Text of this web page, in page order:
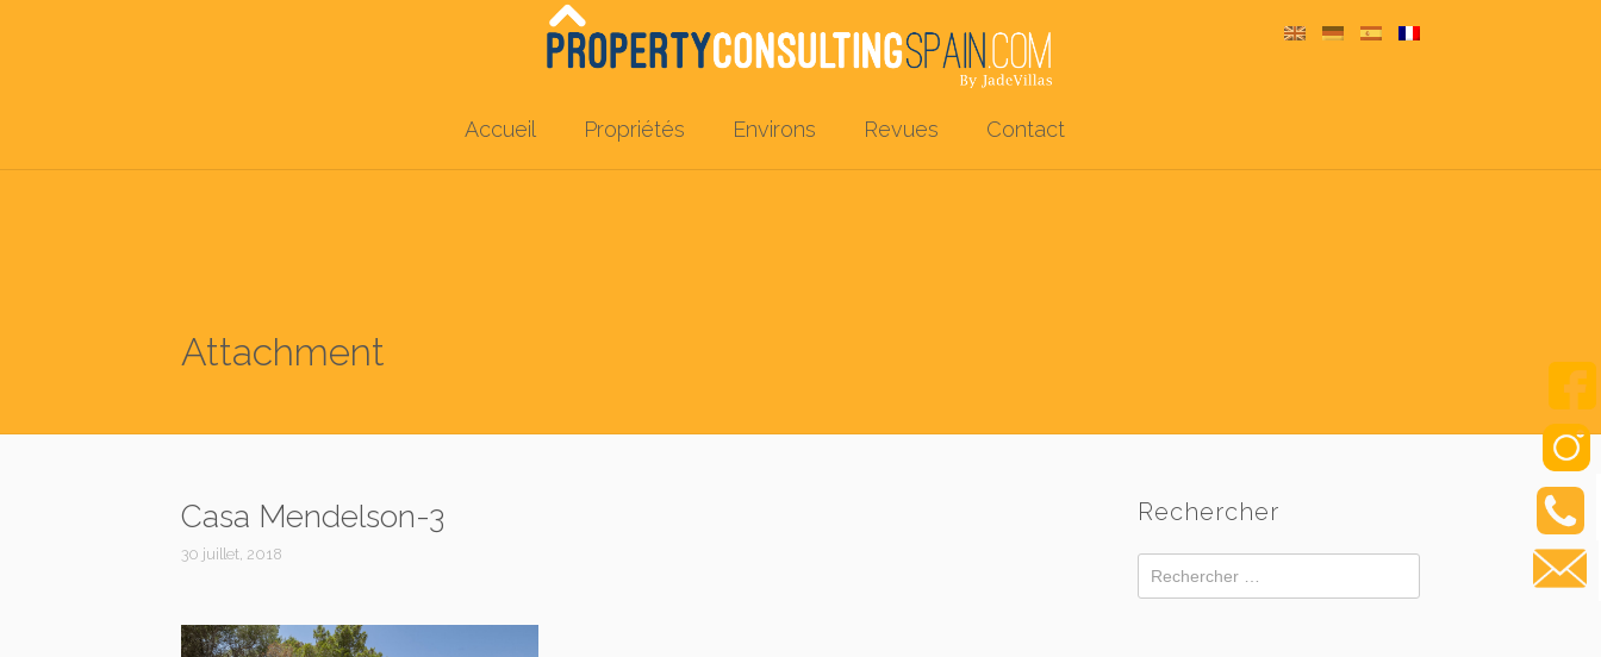
Accueil Propriétés Environs Revues Contact
Attachment
Casa Mendelson-3
30 juillet, 2018
Rechercher